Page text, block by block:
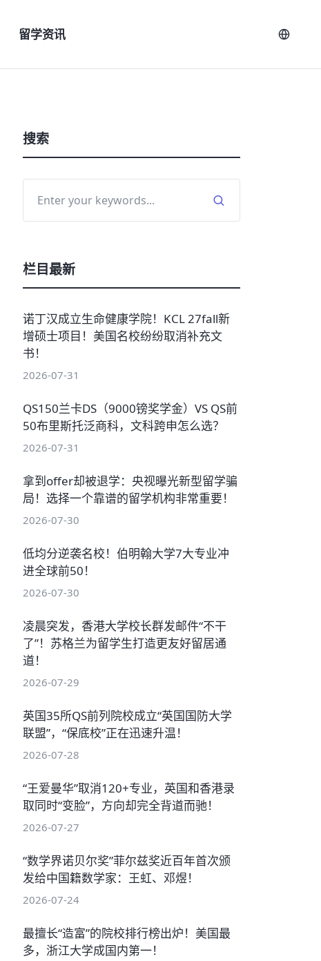
留学资讯
搜索
栏目最新
诺丁汉成立生命健康学院！KCL 27fall新
增硕士项目！美国名校纷纷取消补充文
书！
2026-07-31
QS150兰卡DS（9000镑奖学金）VS QS前
50布里斯托泛商科，文科跨申怎么选？
2026-07-31
拿到offer却被退学：央视曝光新型留学骗
局！选择一个靠谱的留学机构非常重要！
2026-07-30
低均分逆袭名校！伯明翰大学7大专业冲
进全球前50！
2026-07-30
凌晨突发，香港大学校长群发邮件“不干
了”！苏格兰为留学生打造更友好留居通
道！
2026-07-29
英国35所QS前列院校成立“英国国防大学
联盟”，“保底校”正在迅速升温！
2026-07-28
“王爱曼华”取消120+专业，英国和香港录
取同时“变脸”，方向却完全背道而驰！
2026-07-27
“数学界诺贝尔奖”菲尔兹奖近百年首次颁
发给中国籍数学家：王虹、邓煜！
2026-07-24
最擅长“造富”的院校排行榜出炉！美国最
多，浙江大学成国内第一！